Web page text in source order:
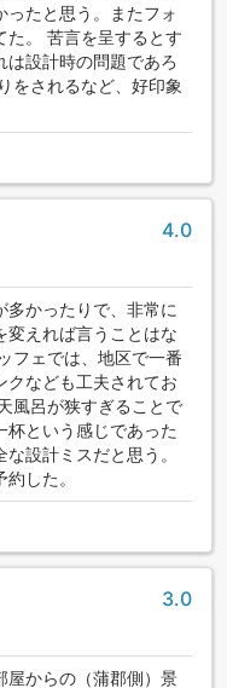
ったと思う。またフォ
た。 苦言を呈するとす
設計時の問題であろ
をされるなど、好印象
4.0
多かったりで、非常に
変えれば言うことはな
フェでは、地区で一番
クなども工夫されてお
風呂が狭すぎることで
杯という感じであった
設計ミスだと思う。
した。
3.0
屋からの（蒲郡側）景